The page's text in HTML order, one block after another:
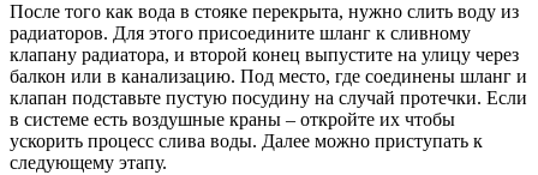
После того как вода в стояке перекрыта, нужно слить воду из
радиаторов. Для этого присоедините шланг к сливному
клапану радиатора, и второй конец выпустите на улицу через
балкон или в канализацию. Под место, где соединены шланг и
клапан подставьте пустую посудину на случай протечки. Если
в системе есть воздушные краны – откройте их чтобы
ускорить процесс слива воды. Далее можно приступать к
следующему этапу.